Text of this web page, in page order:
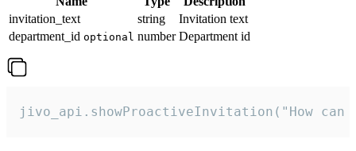
invitation_text
string
Invitation text
department_id optional number Department id
jivo_api.showProactiveInvitation("How